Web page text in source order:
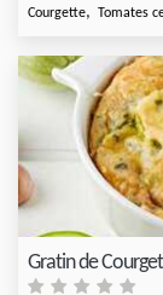
Courgette, Tomates
Gratin de